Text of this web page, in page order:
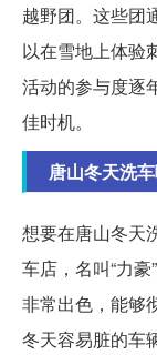
越野团。这些团
以在雪地上体验
活动的参与度逐
佳时机。
唐山冬天洗
想要在唐山冬天
车店，名叫“力
非常出色，能够
冬天容易脏的车